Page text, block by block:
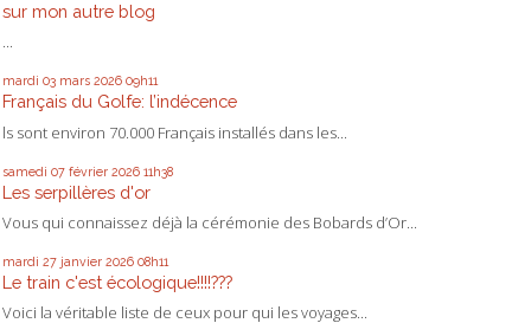
sur mon autre blog
...
mardi 03 mars 2026 09h11
Français du Golfe: l’indécence
ls sont environ 70.000 Français installés dans les...
samedi 07 février 2026 11h38
Les serpillères d'or
Vous qui connaissez déjà la cérémonie des Bobards d’Or...
mardi 27 janvier 2026 08h11
Le train c'est écologique!!!!???
Voici la véritable liste de ceux pour qui les voyages...